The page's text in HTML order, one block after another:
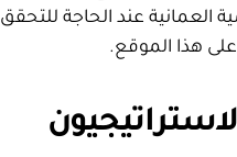
العمانية عند الحاجة
هذا الموقع.